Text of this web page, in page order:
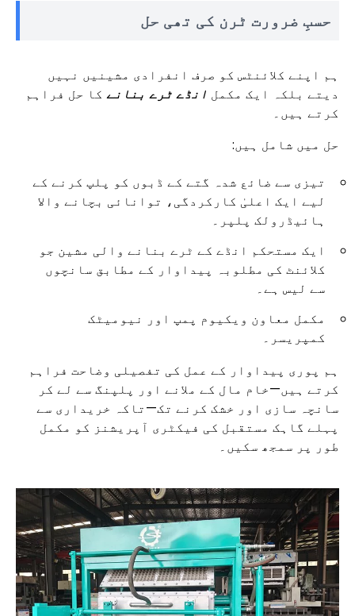
حسبِ ضرورت ٹرن کی تھی حل
ہم اپنے کلائنٹس کو صرف انفرادی مشینیں نہیں
دیتے بلکہ ایک مکمل انڈے ٹرے بنانے کا حل فراہم
کرتے ہیں۔
حل میں شامل ہیں:
تیزی سے ضائع شدہ گتے کے ڈبوں کو پلپ کرنے کے
لیے ایک اعلیٰ کارکردگی، توانائی بچانے والا
ہائیڈرولک پلپر۔
ایک مستحکم انڈے کے ٹرے بنانے والی مشین جو
کلائنٹ کی مطلوبہ پیداوار کے مطابق سانچوں
سے لیس ہے۔
مکمل معاون ویکیوم پمپ اور نیومیٹک
کمپریسر۔
ہم پوری پیداوار کے عمل کی تفصیلی وضاحت فراہم
کرتے ہیں—خام مال کے ملانے اور پلپنگ سے لے کر
سانچہ سازی اور خشک کرنے تک—تاکہ خریداری سے
پہلے گاہک مستقبل کی فیکٹری آپریشنز کو مکمل
طور پر سمجھ سکیں۔